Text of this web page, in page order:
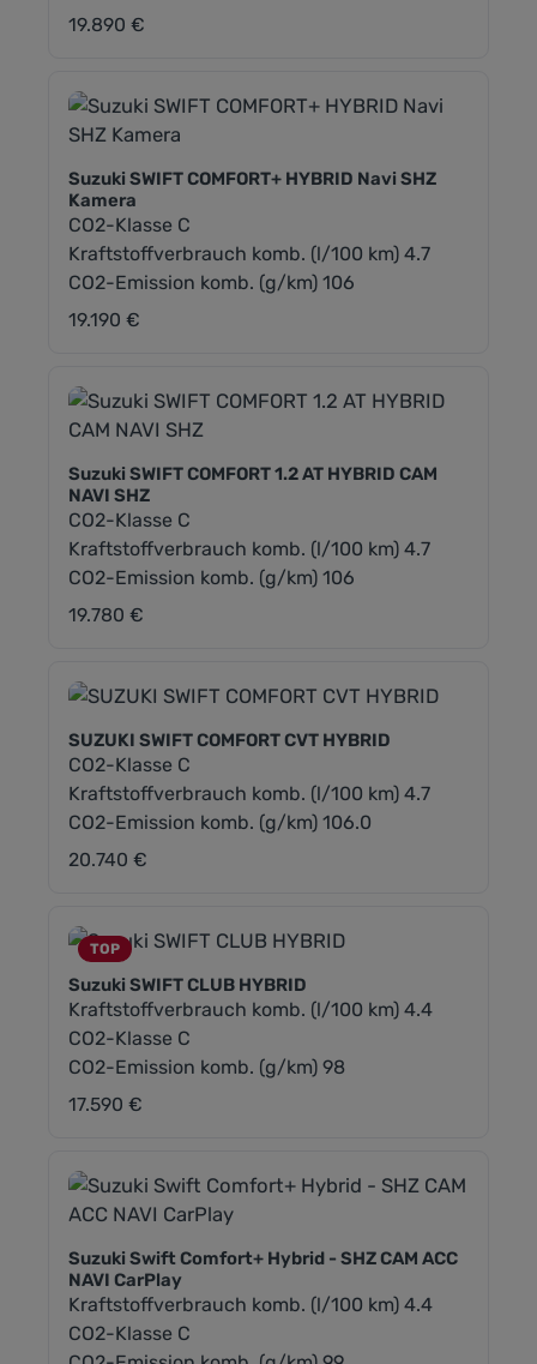
Regulärer Preis:
19.890 €
Suzuki SWIFT COMFORT+ HYBRID Navi SHZ
Kamera
CO2-Klasse C
Kraftstoffverbrauch komb. (l/100 km) 4.7
CO2-Emission komb. (g/km) 106
Regulärer Preis:
19.190 €
Suzuki SWIFT COMFORT 1.2 AT HYBRID CAM
NAVI SHZ
CO2-Klasse C
Kraftstoffverbrauch komb. (l/100 km) 4.7
CO2-Emission komb. (g/km) 106
Regulärer Preis:
19.780 €
SUZUKI SWIFT COMFORT CVT HYBRID
CO2-Klasse C
Kraftstoffverbrauch komb. (l/100 km) 4.7
CO2-Emission komb. (g/km) 106.0
Regulärer Preis:
20.740 €
TOP
Suzuki SWIFT CLUB HYBRID
Kraftstoffverbrauch komb. (l/100 km) 4.4
CO2-Klasse C
CO2-Emission komb. (g/km) 98
Regulärer Preis:
17.590 €
Suzuki Swift Comfort+ Hybrid - SHZ CAM ACC
NAVI CarPlay
Kraftstoffverbrauch komb. (l/100 km) 4.4
CO2-Klasse C